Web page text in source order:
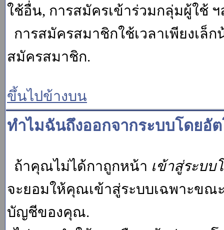
ใช้อื่น, การสมัครเข้าร่วมกลุ่มผู้ใช้ ฯ
การสมัครสมาชิกใช้เวลาเพียงเ
สมัครสมาชิก.
ขึ้นไปข้างบน
ทำไมฉันถึงออกจากระบบโดยอั
ถ้าคุณไม่ได้กาถูกหน้า เข้าสู่ระบ
จะยอมให้คุณเข้าสู่ระบบเฉพาะขณ
บัญชีของคุณ.